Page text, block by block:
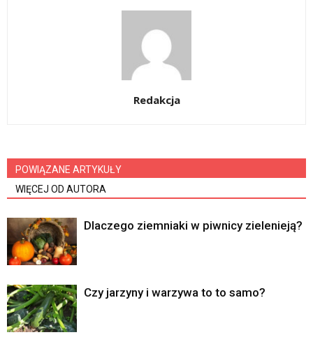
Redakcja
POWIĄZANE ARTYKUŁY
WIĘCEJ OD AUTORA
Dlaczego ziemniaki w piwnicy zielenieją?
Czy jarzyny i warzywa to to samo?